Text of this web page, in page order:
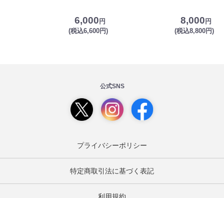
6,000円
(税込6,600円)
8,000円
(税込8,800円)
公式SNS
プライバシーポリシー
特定商取引法に基づく表記